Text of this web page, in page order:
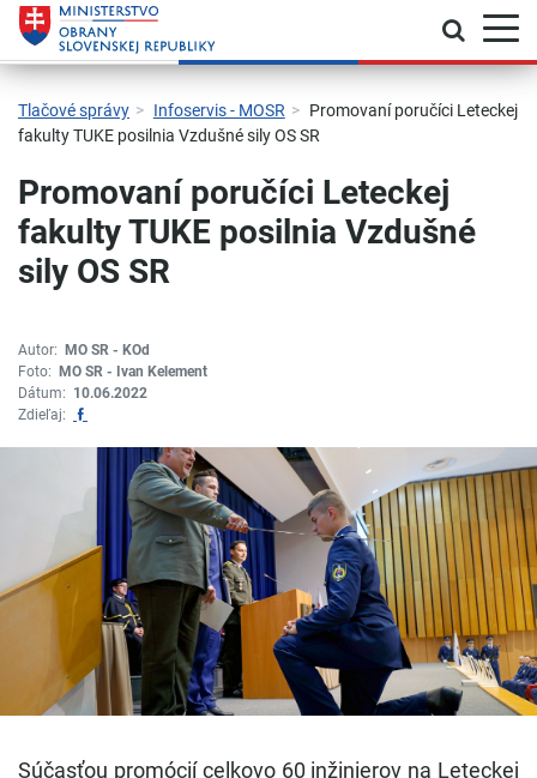
Skočiť na hlavnú navigáciu
Skočiť na obsah
Skočiť na bočný panel
Skočiť na pätičku
Kontakt
Prehlásenie o prístupnosti
Tlačové správy Infoservis - MOSR
Promovaní poručíci Leteckej
fakulty TUKE posilnia Vzdušné sily OS SR
Promovaní poručíci Leteckej
fakulty TUKE posilnia Vzdušné
sily OS SR
Autor:
MO SR - KOd
Foto:
MO SR - Ivan Kelement
Dátum: 10.06.2022
Zdieľaj:
Súčasťou promócií celkovo 60 inžinierov na Leteckej